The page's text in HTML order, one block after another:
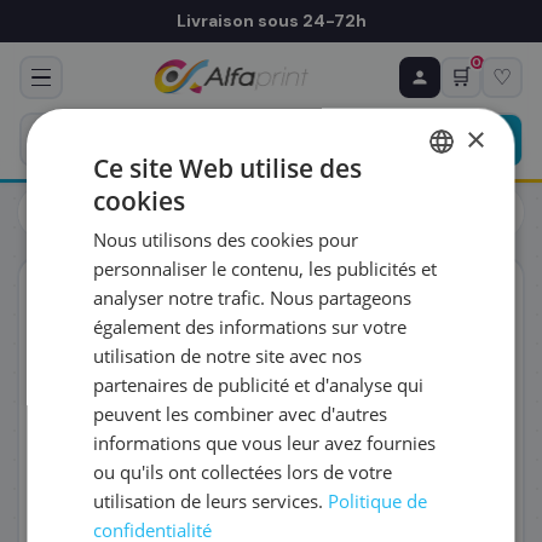
Livraison sous 24-72h
🛒
0
♡
Toners
Canon
ORIGINAL
♻ COMMANDE RÉCURRENTE
Prévoyez & économisez
Programmez votre prochain achat — notre équipe
vous prépare un devis personnalisé
RÉFÉRENCE DU PRODUIT
FRÉQUENCE
QUANTITÉ PAR LIVRAISON
DATE DE PREMIÈRE LIVRAISON SOUHAITÉE
×
Ce site Web utilise des
cookies
Nous utilisons des cookies pour
personnaliser le contenu, les publicités et
analyser notre trafic. Nous partageons
également des informations sur votre
utilisation de notre site avec nos
partenaires de publicité et d'analyse qui
peuvent les combiner avec d'autres
informations que vous leur avez fournies
ou qu'ils ont collectées lors de votre
utilisation de leurs services. Politique de
confidentialité